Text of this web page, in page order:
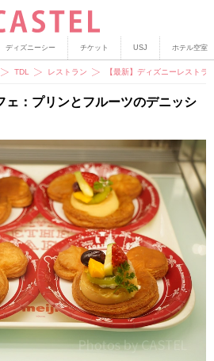
ディズニーシー チケット USJ ホテル空室
TDL レストラン 【最新】ディズニーレスト
ェ：プリンとフルーツのデニッシ